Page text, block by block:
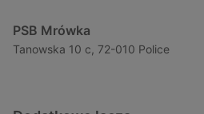
PSB Mrówka
Tanowska 10 c, 72-010 Police